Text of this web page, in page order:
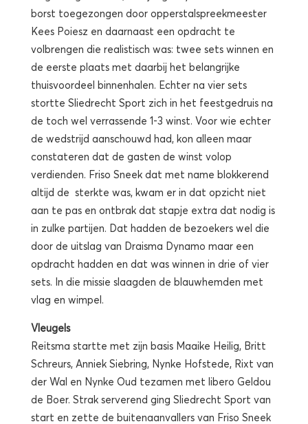
borst toegezongen door opperstalspreekmeester
Kees Poiesz en daarnaast een opdracht te
volbrengen die realistisch was: twee sets winnen en
de eerste plaats met daarbij het belangrijke
thuisvoordeel binnenhalen. Echter na vier sets
stortte Sliedrecht Sport zich in het feestgedruis na
de toch wel verrassende 1-3 winst. Voor wie echter
de wedstrijd aanschouwd had, kon alleen maar
constateren dat de gasten de winst volop
verdienden. Friso Sneek dat met name blokkerend
altijd de sterkte was, kwam er in dat opzicht niet
aan te pas en ontbrak dat stapje extra dat nodig is
in zulke partijen. Dat hadden de bezoekers wel die
door de uitslag van Draisma Dynamo maar een
opdracht hadden en dat was winnen in drie of vier
sets. In die missie slaagden de blauwhemden met
vlag en wimpel.
Vleugels
Reitsma startte met zijn basis Maaike Heilig, Britt
Schreurs, Anniek Siebring, Nynke Hofstede, Rixt van
der Wal en Nynke Oud tezamen met libero Geldou
de Boer. Strak serverend ging Sliedrecht Sport van
start en zette de buitenaanvallers van Friso Sneek